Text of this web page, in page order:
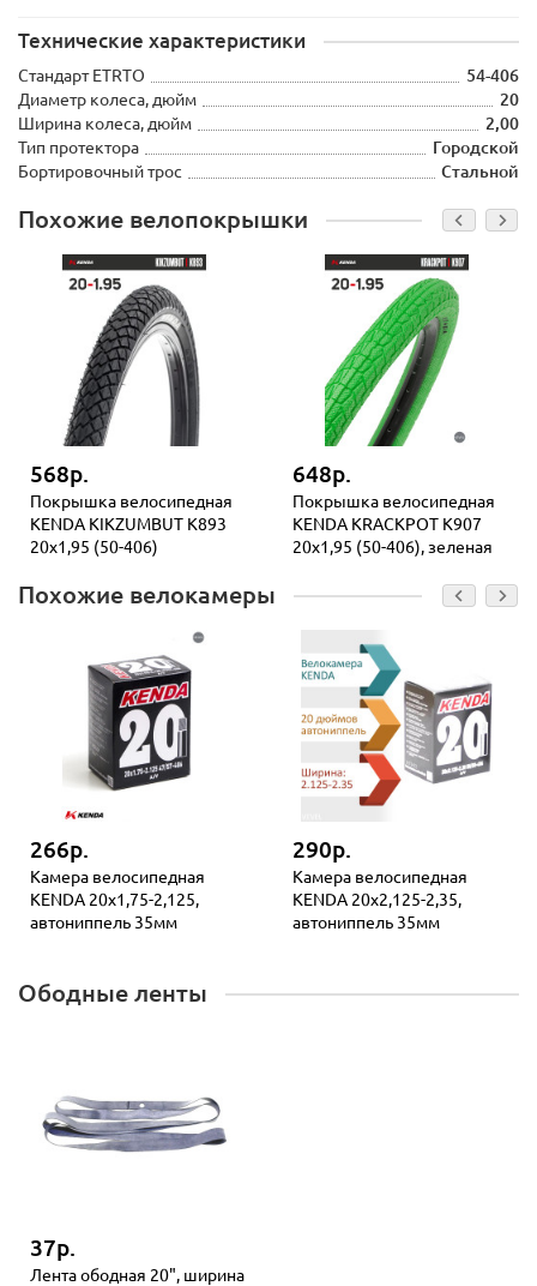
Технические характеристики
Стандарт ETRTO
54-406
Диаметр колеса, дюйм
20
Ширина колеса, дюйм
2,00
Тип протектора
Городской
Бортировочный трос
Стальной
Похожие велопокрышки
568р.
Покрышка велосипедная
KENDA KIKZUMBUT K893
20x1,95 (50-406)
648р.
Покрышка велосипедная
KENDA KRACKPOT K907
20x1,95 (50-406), зеленая
Похожие велокамеры
266р.
Камера велосипедная
KENDA 20x1,75-2,125,
автониппель 35мм
290р.
Камера велосипедная
KENDA 20x2,125-2,35,
автониппель 35мм
Ободные ленты
37р.
Лента ободная 20", ширина